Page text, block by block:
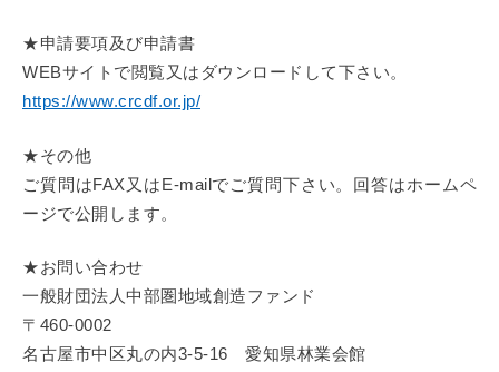
★申請要項及び申請書
WEBサイトで閲覧又はダウンロードして下さい。
https://www.crcdf.or.jp/
★その他
ご質問はFAX又はE-mailでご質問下さい。回答はホームペ
ージで公開します。
★お問い合わせ
一般財団法人中部圏地域創造ファンド
〒460-0002
名古屋市中区丸の内3-5-16 愛知県林業会館